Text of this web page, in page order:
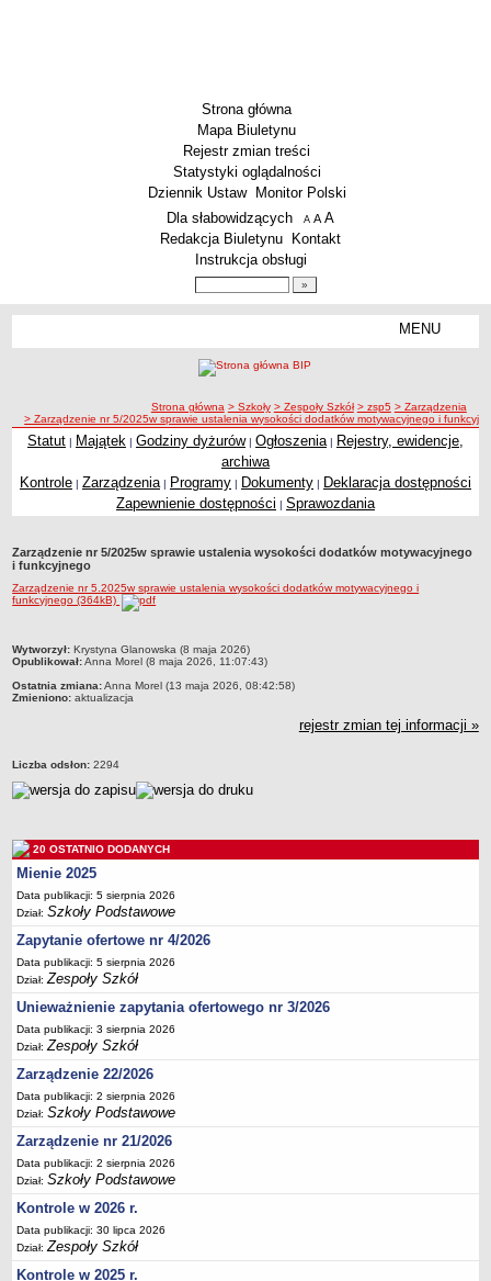
Strona główna
Mapa Biuletynu
Rejestr zmian treści
Statystyki oglądalności
Dziennik Ustaw
Monitor Polski
Menu dodatkowe
Dla słabowidzących A pomniejsz czcionkę
A standardowy rozmiar czcionki
A
Redakcja Biuletynu
Kontakt
Instrukcja obsługi
MENU
Zespoły Szkół
Techniczne Zakłady Naukowe
PRZEDSZKOLA
Przedszkola Miejskie
Zlikwidowane gimnazja
Przekształcone szkoły i placówki
SPECJALNE OŚRODKI SZKOLNO-WYCHOWAWCZE
Specjalny Ośrodek nr 1
Specjalny Ośrodek nr 5
Majątek
Ogłoszenie
Zarządzenia
Kontrole
Rejestry, ewidencje, archiwa
Sprawozdania
Deklaracja dostępności
PORADNIE PSYCHOLOGICZNO-PEDAGOGICZNE
Zespół Poradni
BIURO FINANSÓW OŚWIATY
Dane podstawowe
Statut
Majątek
Godziny dyżurów
Ogłoszenia
Zarządzenia
Rejestry, ewidencje, archiwa
ścieżka nawigacji
Strona główna > Szkoły > Zespoły Szkół > zsp5 > Zarządzenia
> Zarządzenie nr 5/2025w sprawie ustalenia wysokości dodatków motywacyjnego i
Statut | Majątek | Godziny dyżurów| Ogłoszenia | Rejestry, ewidencje,
archiwa
Kontrole | Zarządzenia | Programy | Dokumenty | Deklaracja dostępności
Zapewnienie dostępności | Sprawozdania
Zarządzenie nr 5/2025w sprawie ustalenia wysokości dodatków motywacyjnego
i funkcyjnego
Zarządzenie nr 5.2025w sprawie ustalenia wysokości dodatków motywacyjnego i
funkcyjnego (364kB)
metryczka
Wytworzył: Krystyna Glanowska (8 maja 2026)
Opublikował:Anna Morel (8 maja 2026, 11:07:43)
Ostatnia zmiana:Anna Morel (13 maja 2026, 08:42:58)
Zmieniono: aktualizacja
rejestr zmian tej informacji »
Liczba odsłon: 2294
20 OSTATNIO DODANYCH
Mienie 2025
Data publikacji: 5 sierpnia 2026
Dział:Szkoły Podstawowe
Zapytanie ofertowe nr 4/2026
Data publikacji: 5 sierpnia 2026
Dział:Zespoły Szkół
Unieważnienie zapytania ofertowego nr 3/2026
Data publikacji: 3 sierpnia 2026
Dział:Zespoły Szkół
Zarządzenie 22/2026
Data publikacji: 2 sierpnia 2026
Dział:Szkoły Podstawowe
Zarządzenie nr 21/2026
Data publikacji: 2 sierpnia 2026
Dział:Szkoły Podstawowe
Kontrole w 2026 r.
Data publikacji: 30 lipca 2026
Dział:Zespoły Szkół
Kontrole w 2025 r.